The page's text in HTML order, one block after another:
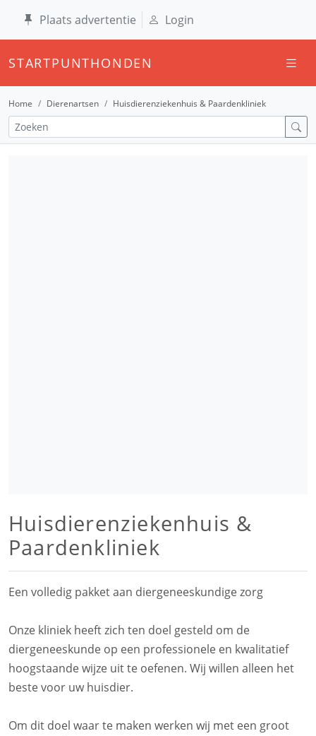
Plaats advertentie Login
STARTPUNTHONDEN
Home Dierenartsen Huisdierenziekenhuis & Paardenkliniek
Huisdierenziekenhuis &
Paardenkliniek
Een volledig pakket aan diergeneeskundige zorg
Onze kliniek heeft zich ten doel gesteld om de
diergeneeskunde op een professionele en kwalitatief
hoogstaande wijze uit te oefenen. Wij willen alleen het
beste voor uw huisdier.
Om dit doel waar te maken werken wij met een groot